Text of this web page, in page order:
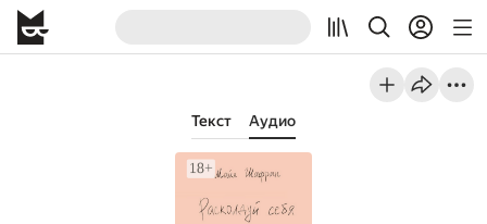
Текст Аудио